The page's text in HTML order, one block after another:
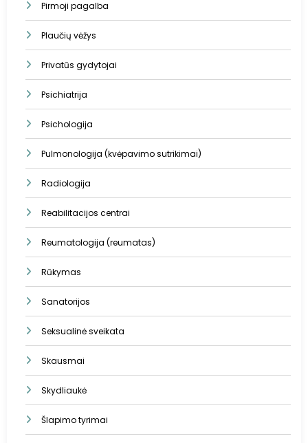
Pirmoji pagalba
Plaučių vėžys
Privatūs gydytojai
Psichiatrija
Psichologija
Pulmonologija (kvėpavimo sutrikimai)
Radiologija
Reabilitacijos centrai
Reumatologija (reumatas)
Rūkymas
Sanatorijos
Seksualinė sveikata
Skausmai
Skydliaukė
Šlapimo tyrimai